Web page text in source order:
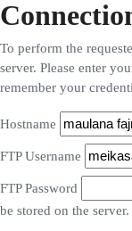
To perform the
server. Please enter
remember your
Hostname
FTP Username
FTP Password
be stored on the server.